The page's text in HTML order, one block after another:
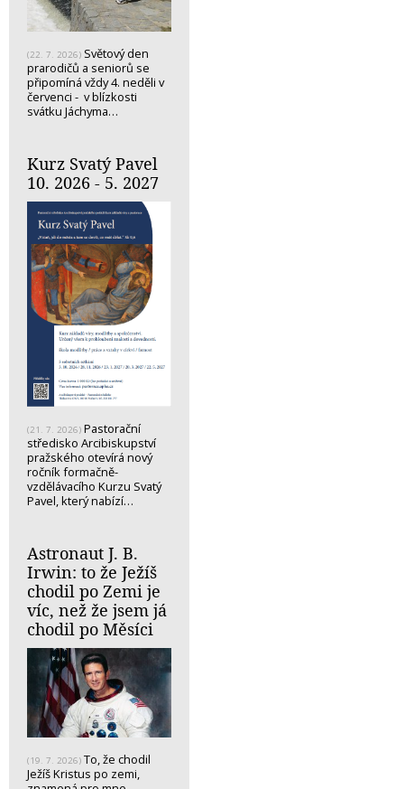
(22. 7. 2026) Světový den
prarodičů a seniorů se
připomíná vždy 4. neděli v
červenci - v blízkosti
svátku Jáchyma…
Kurz Svatý Pavel
10. 2026 - 5. 2027
(21. 7. 2026) Pastorační
středisko Arcibiskupství
pražského otevírá nový
ročník formačně-
vzdělávacího Kurzu Svatý
Pavel, který nabízí…
Astronaut J. B.
Irwin: to že Ježíš
chodil po Zemi je
víc, než že jsem já
chodil po Měsíci
(19. 7. 2026) To, že chodil
Ježíš Kristus po zemi,